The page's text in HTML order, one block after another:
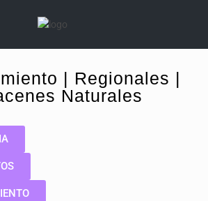
| Regionales |
Naturales